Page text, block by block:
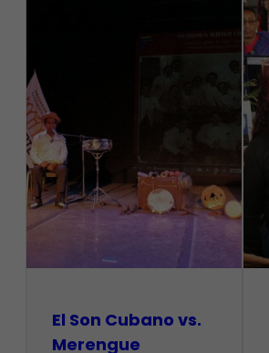
El Son Cubano vs.
Merengue